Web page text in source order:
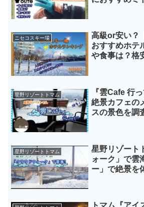
ニセコスキー場
高級or安い？
おすすめホテ
や食事は？格
星野リゾートトマム
『雲Cafe 行
絶景カフェの
スの景色を調
星野リゾートトマム
星野リゾート
ォーク」で雲
ー」で絶景を